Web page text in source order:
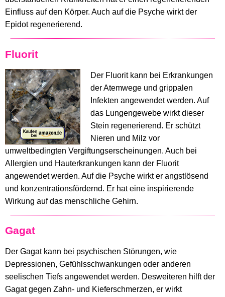
Einfluss auf den Körper. Auch auf die Psyche wirkt der
Epidot regenerierend.
Fluorit
Der Fluorit kann bei Erkrankungen
der Atemwege und grippalen
Infekten angewendet werden. Auf
das Lungengewebe wirkt dieser
Stein regenerierend. Er schützt
Nieren und Milz vor
umweltbedingten Vergiftungserscheinungen. Auch bei
Allergien und Hauterkrankungen kann der Fluorit
angewendet werden. Auf die Psyche wirkt er angstlösend
und konzentrationsfördernd. Er hat eine inspirierende
Wirkung auf das menschliche Gehirn.
Gagat
Der Gagat kann bei psychischen Störungen, wie
Depressionen, Gefühlsschwankungen oder anderen
seelischen Tiefs angewendet werden. Desweiteren hilft der
Gagat gegen Zahn- und Kieferschmerzen, er wirkt